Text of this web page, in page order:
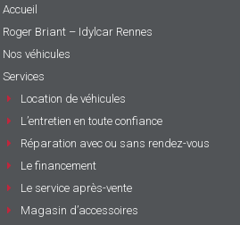
Accueil
Roger Briant – Idylcar Rennes
Nos véhicules
Services
Location de véhicules
L’entretien en toute confiance
Réparation avec ou sans rendez-vous
Le financement
Le service après-vente
Magasin d’accessoires